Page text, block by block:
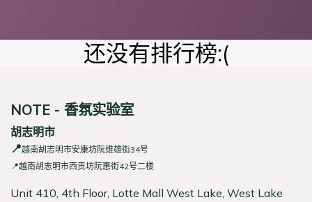
还没有排行榜:(
NOTE - 香氛实验室
胡志明市
📍越南胡志明市安康坊阮维雄街34号
📍越南胡志明市西贡坊阮惠街42号二楼
Unit 410, 4th Floor, Lotte Mall West Lake, West Lake